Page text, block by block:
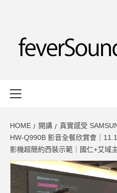
HOME 開講
真實感受
HW-Q990B 影音全餐欣賞會｜
影機超簡約西裝示範｜國仁+艾域